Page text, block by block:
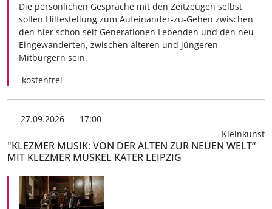
Die persönlichen Gespräche mit den Zeitzeugen selbst
sollen Hilfestellung zum Aufeinander-zu-Gehen zwischen
den hier schon seit Generationen Lebenden und den neu
Eingewanderten, zwischen älteren und jüngeren
Mitbürgern sein.
-kostenfrei-
27.09.2026
17:00
Kleinkunst
"KLEZMER MUSIK: VON DER ALTEN ZUR NEUEN WELT“
MIT KLEZMER MUSKEL KATER LEIPZIG